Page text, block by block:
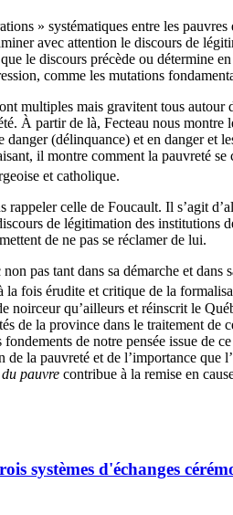
» systématiques entre les
avec attention le discours de
le discours précède ou détermine
comme les mutations
multiples mais gravitent tous
À partir de là, Fecteau nous
(délinquance) et en danger et
il montre comment la pauvreté
et catholique.
rappeler celle de Foucault. Il s’agit
de légitimation des institutions
de ne pas se réclamer de lui.
pas tant dans sa démarche et
la fois érudite et critique de la
noirceur qu’ailleurs et réinscrit le
de la province dans le traitement de
de notre pensée issue de
la pauvreté et de l’importance
pauvre contribue à la remise en
systèmes d'échanges